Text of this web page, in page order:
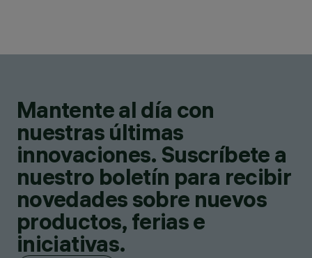
Mantente al día con
nuestras últimas
innovaciones. Suscríbete a
nuestro boletín para recibir
novedades sobre nuevos
productos, ferias e
iniciativas.